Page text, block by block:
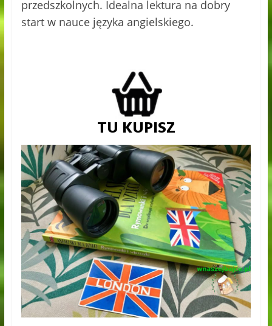
przedszkolnych. Idealna lektura na dobry
start w nauce języka angielskiego.